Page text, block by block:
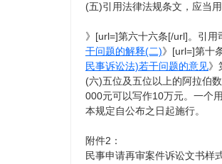
(五)引用法律法规条文，应当
》[url=]第六十六条[/url]。引
干问题的解释(二)》[url=]第十
民事诉讼法)若干问题的意见》
(六)五位及五位以上的阿拉伯
000元可以写作10万元。一个
本规定自公布之日起施行。
附件2：
民事申请再审案件诉讼文书样